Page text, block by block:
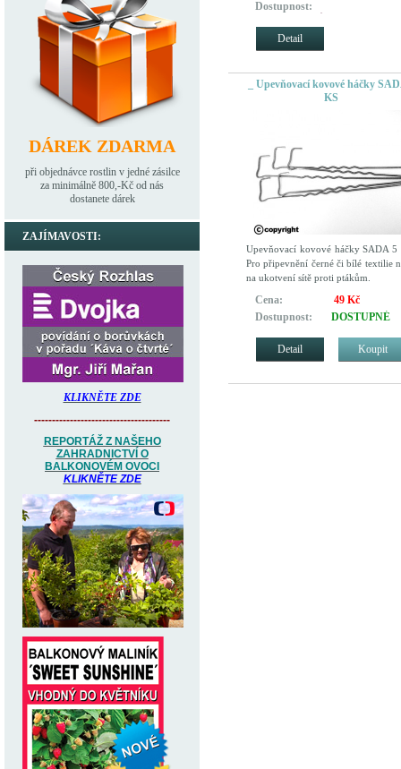
DÁREK ZDARMA
při objednávce rostlin v jedné zásilce
za minimálně 800,-Kč od nás
dostanete dárek
ZAJÍMAVOSTI:
KLIKNĚTE ZDE
--------------------------------------
REPORTÁŽ Z NAŠEHO
ZAHRADNICTVÍ O
BALKONOVÉM OVOCI
KLIKNĚTE ZDE
Dostupnost:
kteří si objednali dříve
Detail
_ Upevňovací kovové háčky
KS
Upevňovací kovové háčky SADA 5
Pro připevnění černé či bílé textilie
na ukotvení sítě proti ptákům.
Cena:
49 Kč
Dostupnost:
DOSTUPNÉ
Koupit
Detail